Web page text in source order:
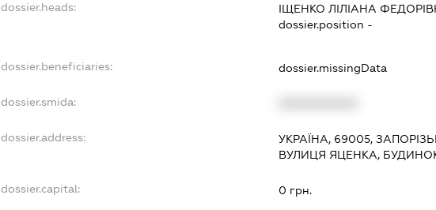
dossier.heads: ІЩЕНКО ЛІЛІАНА
dossier.position -
dossier.beneficiaries: dossier.missingData
dossier.smida:
dossier.address:
УКРАЇНА, 69005,
ВУЛИЦЯ ЯЦЕНКА,
dossier.capital: 0 грн.